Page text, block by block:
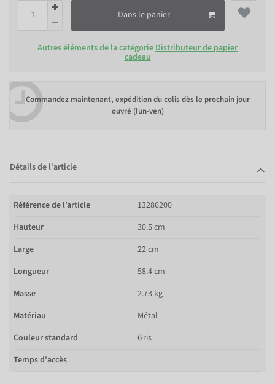
Dans le panier
Autres éléments de la catégorie Distributeur de papier
cadeau
Commandez maintenant, expédition du colis dès le prochain jour
ouvré (lun-ven)
Détails de l'article
Référence de l’article
13286200
Hauteur
30.5 cm
Large
22 cm
Longueur
58.4 cm
Masse
2.73 kg
Matériau
Métal
Couleur standard
Gris
Temps d'accès